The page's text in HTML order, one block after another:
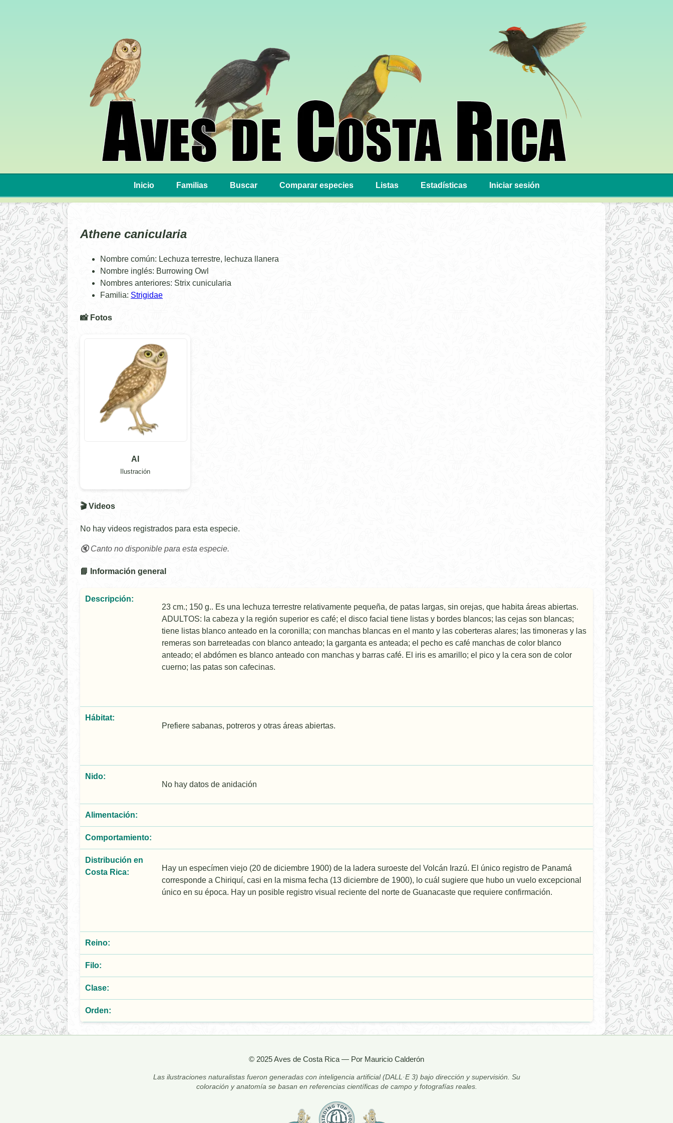
Inicio Familias Buscar Comparar especies Listas Estadísticas Iniciar sesión
Athene canicularia
Nombre común: Lechuza terrestre, lechuza llanera
Nombre inglés: Burrowing Owl
Nombres anteriores: Strix cunicularia
Familia: Strigidae
📸 Fotos
AI
Ilustración
🎬 Videos
No hay videos registrados para esta especie.
🔇 Canto no disponible para esta especie.
📘 Información general
Descripción:
23 cm.; 150 g.. Es una lechuza terrestre relativamente pequeña, de patas largas, sin orejas, que habita áreas abiertas.
ADULTOS: la cabeza y la región superior es café; el disco facial tiene listas y bordes blancos; las cejas son blancas;
tiene listas blanco anteado en la coronilla; con manchas blancas en el manto y las coberteras alares; las timoneras y las
remeras son barreteadas con blanco anteado; la garganta es anteada; el pecho es café manchas de color blanco
anteado; el abdómen es blanco anteado con manchas y barras café. El iris es amarillo; el pico y la cera son de color
cuerno; las patas son cafecinas.
Hábitat:
Prefiere sabanas, potreros y otras áreas abiertas.
Nido:
No hay datos de anidación
Alimentación:
Comportamiento:
Distribución en
Costa Rica:
Hay un especímen viejo (20 de diciembre 1900) de la ladera suroeste del Volcán Irazú. El único registro de Panamá
corresponde a Chiriquí, casi en la misma fecha (13 diciembre de 1900), lo cuál sugiere que hubo un vuelo excepcional
único en su época. Hay un posible registro visual reciente del norte de Guanacaste que requiere confirmación.
Reino:
Filo:
Clase:
Orden:
© 2025 Aves de Costa Rica — Por Mauricio Calderón
Las ilustraciones naturalistas fueron generadas con inteligencia artificial (DALL·E 3) bajo dirección y supervisión. Su
coloración y anatomía se basan en referencias científicas de campo y fotografías reales.